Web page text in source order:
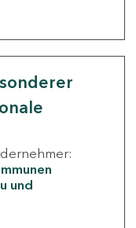
und